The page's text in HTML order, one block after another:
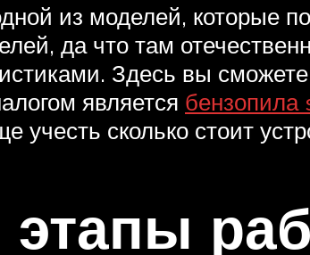
из моделей, которые
да что там
Здесь вы
является бензопила
учесть сколько стоит